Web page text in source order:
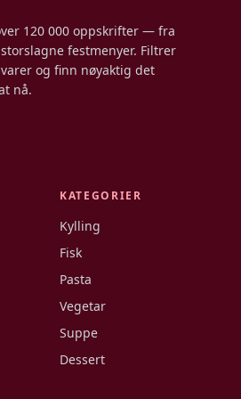
120 000 oppskrifter — fra
festmenyer. Filtrer
og finn nøyaktig det
nå.
KATEGORIER
Kylling
Fisk
Pasta
Vegetar
Suppe
Dessert